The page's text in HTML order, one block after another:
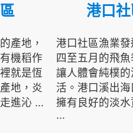
產地，
機稻作
就是恆
地，炎
進沁 ...
港口
港口社區漁業
四至五月的飛魚
讓人體會純樸的
活。港口溪出海
擁有良好的淡
...